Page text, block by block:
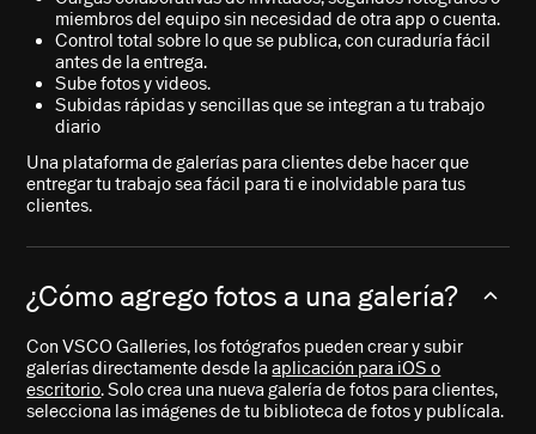
miembros del equipo sin necesidad de otra app o cuenta.
Control total sobre lo que se publica, con curaduría fácil
antes de la entrega.
Sube fotos y videos.
Subidas rápidas y sencillas que se integran a tu trabajo
diario
Una plataforma de galerías para clientes debe hacer que
entregar tu trabajo sea fácil para ti e inolvidable para tus
clientes.
¿Cómo agrego fotos a una galería?
Con VSCO Galleries, los fotógrafos pueden crear y subir
galerías directamente desde laaplicación para iOS o
escritorio. Solo crea una nueva galería de fotos para clientes,
selecciona las imágenes de tu biblioteca de fotos y publícala.